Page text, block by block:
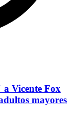
Vicente Fox
mayores